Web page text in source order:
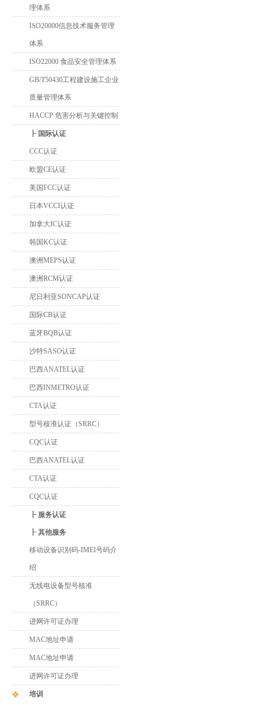
理体系
ISO20000信息技术服务管理
体系
ISO22000 食品安全管理体系
GB/T50430工程建设施工企业
质量管理体系
HACCP 危害分析与关键控制
┠ 国际认证
CCC认证
欧盟CE认证
美国FCC认证
日本VCCI认证
加拿大IC认证
韩国KC认证
澳洲MEPS认证
澳洲RCM认证
尼日利亚SONCAP认证
国际CB认证
蓝牙BQB认证
沙特SASO认证
巴西ANATEL认证
巴西INMETRO认证
CTA认证
型号核准认证（SRRC）
CQC认证
巴西ANATEL认证
CTA认证
CQC认证
┠ 服务认证
┠ 其他服务
移动设备识别码-IMEI号码介
绍
无线电设备型号核准
（SRRC）
进网许可证办理
MAC地址申请
MAC地址申请
进网许可证办理
培训